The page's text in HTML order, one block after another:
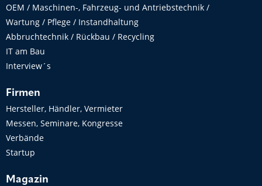
OEM / Maschinen-, Fahrzeug- und Antriebstechnik /
Wartung / Pflege / Instandhaltung
Abbruchtechnik / Rückbau / Recycling
IT am Bau
Interview´s
Firmen
Hersteller, Händler, Vermieter
Messen, Seminare, Kongresse
Verbände
Startup
Magazin